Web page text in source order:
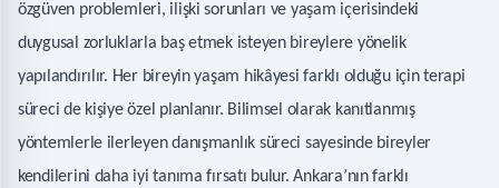
özgüven problemleri, ilişki sorunları ve yaşam içerisindeki
duygusal zorluklarla baş etmek isteyen bireylere yönelik
yapılandırılır. Her bireyin yaşam hikâyesi farklı olduğu için terapi
süreci de kişiye özel planlanır. Bilimsel olarak kanıtlanmış
yöntemlerle ilerleyen danışmanlık süreci sayesinde bireyler
kendilerini daha iyi tanıma fırsatı bulur. Ankara’nın farklı